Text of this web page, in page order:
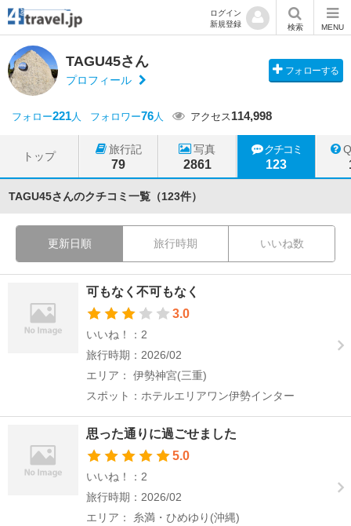
ログイン
新規登録
検索 MENU
TAGU45さん
プロフィール
フォローする
フォロー221人 フォロワー76人 アクセス114,998
トップ
旅行記
79
写真
2861
クチコミ
123
TAGU45さんのクチコミ一覧（123件）
更新日順 旅行時期 いいね数
可もなく不可もなく
3.0
いいね！：2
旅行時期：2026/02
エリア： 伊勢神宮(三重)
スポット：ホテルエリアワン伊勢インター
思った通りに過ごせました
5.0
いいね！：2
旅行時期：2026/02
エリア： 糸満・ひめゆり(沖縄)